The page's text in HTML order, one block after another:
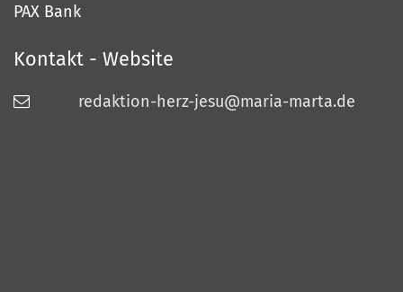
PAX Bank
Kontakt - Website
redaktion-herz-jesu@maria-marta.de